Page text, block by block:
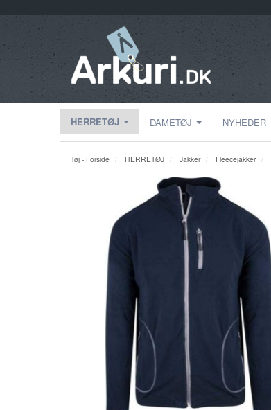
HERRETØJ DAMETØJ NYHEDER
Tøj - Forside HERRETØJ Jakker Fleecejakker